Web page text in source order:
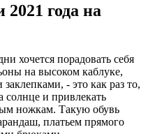
года на
хочется порадовать себя
на высоком каблуке,
- это как раз то,
солнце и привлекать
ножкам. Такую обувь
платьем прямого